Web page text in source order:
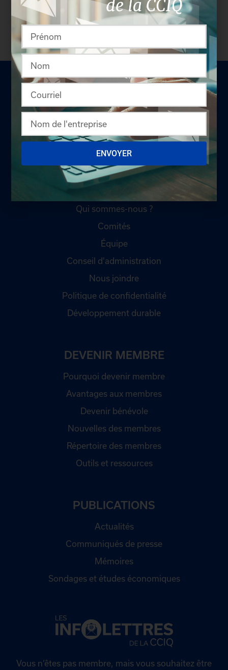
coordonnées des délégués inscrits. Vous n'êtes
pas membre? N'attendez plus et
devenez membre!
LA CHAMBRE
Offres d'emploi
Qui sommes-nous ?
Comités
Équipe
Conseil d'administration
Nous joindre
Politique de confidentialité
Développement durable
DEVENIR MEMBRE
Pourquoi devenir membre
Avantages aux membres
Devenir bénévole
Nouvelles des membres
Répertoire des membres
Outils et ressources
PUBLICATIONS
Actualités
Communiqués de presse
Mémoires
Sondages et études économiques
Vous n’êtes pas membre, mais vous souhaitez être
ENVOYER